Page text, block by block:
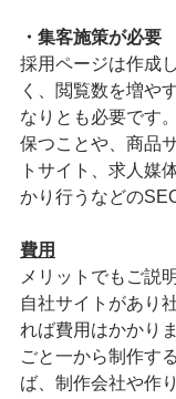
・集客施策が必要
採用ページは作成
く、閲覧数を増や
なりとも必要です
保つことや、商品
トサイト、求人媒
かり行うなどの
費用
メリットでもご説
自社サイトがあり
れば費用はかかり
ごと一から制作す
ば、制作会社や作